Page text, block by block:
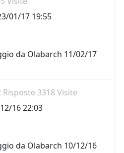
01/17 19:55
da Olabarch 11/02/17
Risposte 3318 Visite
16 22:03
da Olabarch 10/12/16